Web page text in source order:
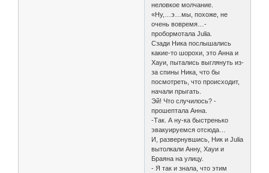
неловкое молчание.
«Ну,…э…мы, похоже, не
очень вовремя…-
пробормотала Julia.
Сзади Ника послышались
какие-то шорохи, это Анна и
Хауи, пытались выглянуть из-
за спины Ника, что бы
посмотреть, что происходит,
начали прыгать.
Эй! Что случилось? -
прошептала Анна.
-Так. А ну-ка быстренько
эвакуируемся отсюда…
И, развернувшись, Ник и Julia
вытолкали Анну, Хауи и
Браяна на улицу.
- Я так и знала, что этим